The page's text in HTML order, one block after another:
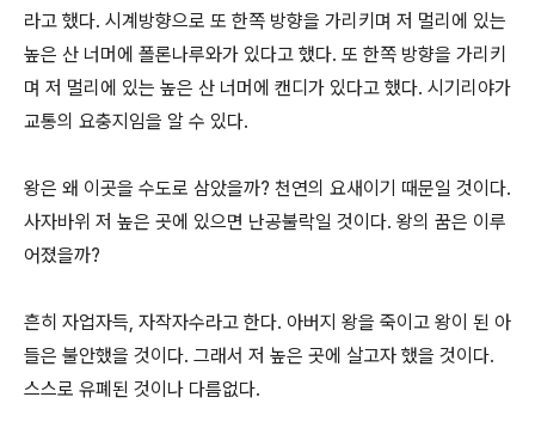
라고 했다. 시계방향으로 또 한쪽 방향을 가리키며 저 멀리에 있는
높은 산 너머에 폴론나루와가 있다고 했다. 또 한쪽 방향을 가리키
며 저 멀리에 있는 높은 산 너머에 캔디가 있다고 했다. 시기리야가
교통의 요충지임을 알 수 있다.
왕은 왜 이곳을 수도로 삼았을까? 천연의 요새이기 때문일 것이다.
사자바위 저 높은 곳에 있으면 난공불락일 것이다. 왕의 꿈은 이루
어졌을까?
흔히 자업자득, 자작자수라고 한다. 아버지 왕을 죽이고 왕이 된 아
들은 불안했을 것이다. 그래서 저 높은 곳에 살고자 했을 것이다.
스스로 유폐된 것이나 다름없다.